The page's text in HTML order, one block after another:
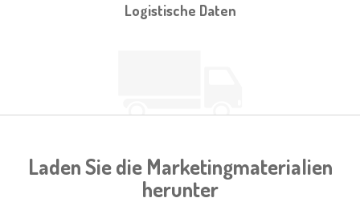
Logistische Daten
Laden Sie die Marketingmaterialien
herunter